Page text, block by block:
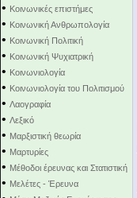
• Κοινωνικές επιστήμες
• Κοινωνική Ανθρωπολογία
• Κοινωνική Πολιτική
• Κοινωνική Ψυχιατρική
• Κοινωνιολογία
• Κοινωνιολογία του Πολιτισμού
• Λαογραφία
• Λεξικό
• Μαρξιστική θεωρία
• Μαρτυρίες
• Μέθοδοι έρευνας και Στατιστική
• Μελέτες - Έρευνα